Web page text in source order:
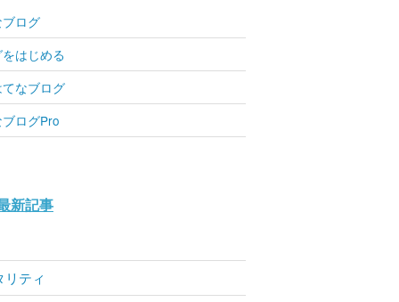
ログ
はじめる
なブログ
ログPro
新記事
リティ